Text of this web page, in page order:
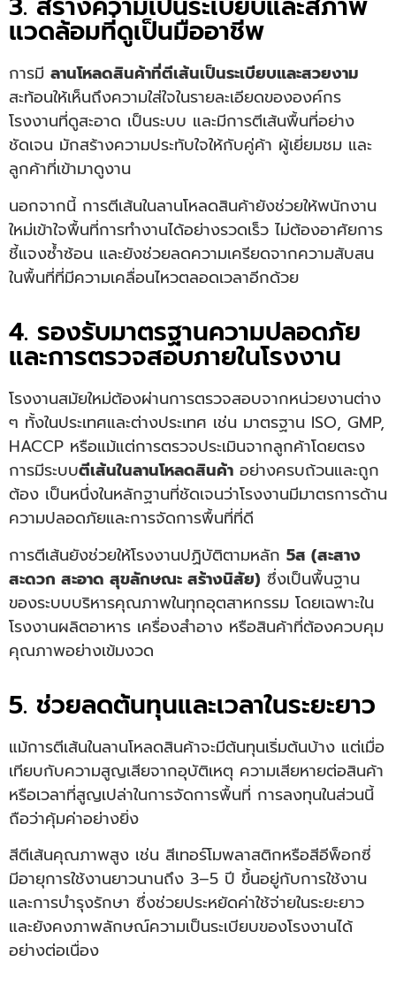
แวดล้อมที่ดูเป็นมืออาชีพ
การมี ลานโหลดสินค้าที่ตีเส้นเป็นระเบียบและสวยงาม
สะท้อนให้เห็นถึงความใส่ใจในรายละเอียดขององค์กร
โรงงานที่ดูสะอาด เป็นระบบ และมีการตีเส้นพื้นที่อย่าง
ชัดเจน มักสร้างความประทับใจให้กับคู่ค้า ผู้เยี่ยมชม และ
ลูกค้าที่เข้ามาดูงาน
นอกจากนี้ การตีเส้นในลานโหลดสินค้ายังช่วยให้พนักงาน
ใหม่เข้าใจพื้นที่การทำงานได้อย่างรวดเร็ว ไม่ต้องอาศัยการ
ชี้แจงซ้ำซ้อน และยังช่วยลดความเครียดจากความสับสน
ในพื้นที่ที่มีความเคลื่อนไหวตลอดเวลาอีกด้วย
4. รองรับมาตรฐานความปลอดภัย
และการตรวจสอบภายในโรงงาน
โรงงานสมัยใหม่ต้องผ่านการตรวจสอบจากหน่วยงานต่าง
ๆ ทั้งในประเทศและต่างประเทศ เช่น มาตรฐาน ISO, GMP,
HACCP หรือแม้แต่การตรวจประเมินจากลูกค้าโดยตรง
การมีระบบตีเส้นในลานโหลดสินค้า อย่างครบถ้วนและถูก
ต้อง เป็นหนึ่งในหลักฐานที่ชัดเจนว่าโรงงานมีมาตรการด้าน
ความปลอดภัยและการจัดการพื้นที่ที่ดี
การตีเส้นยังช่วยให้โรงงานปฏิบัติตามหลัก 5ส (สะสาง
สะดวก สะอาด สุขลักษณะ สร้างนิสัย) ซึ่งเป็นพื้นฐาน
ของระบบบริหารคุณภาพในทุกอุตสาหกรรม โดยเฉพาะใน
โรงงานผลิตอาหาร เครื่องสำอาง หรือสินค้าที่ต้องควบคุม
คุณภาพอย่างเข้มงวด
5. ช่วยลดต้นทุนและเวลาในระยะยาว
แม้การตีเส้นในลานโหลดสินค้าจะมีต้นทุนเริ่มต้นบ้าง แต่เมื่อ
เทียบกับความสูญเสียจากอุบัติเหตุ ความเสียหายต่อสินค้า
หรือเวลาที่สูญเปล่าในการจัดการพื้นที่ การลงทุนในส่วนนี้
ถือว่าคุ้มค่าอย่างยิ่ง
สีตีเส้นคุณภาพสูง เช่น สีเทอร์โมพลาสติกหรือสีอีพ็อกซี่
มีอายุการใช้งานยาวนานถึง 3–5 ปี ขึ้นอยู่กับการใช้งาน
และการบำรุงรักษา ซึ่งช่วยประหยัดค่าใช้จ่ายในระยะยาว
และยังคงภาพลักษณ์ความเป็นระเบียบของโรงงานได้
อย่างต่อเนื่อง